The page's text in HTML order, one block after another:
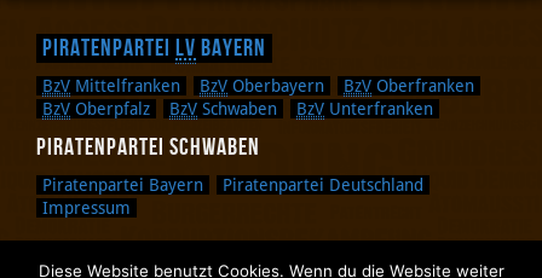
Piratenpartei LV Bayern
BzV Mittelfranken BzV Oberbayern BzV Oberfranken
BzV Oberpfalz BzV Schwaben BzV Unterfranken
Piratenpartei Schwaben
Piratenpartei Bayern
Piratenpartei Deutschland
Impressum
Diese Website benutzt Cookies. Wenn du die Website weiter